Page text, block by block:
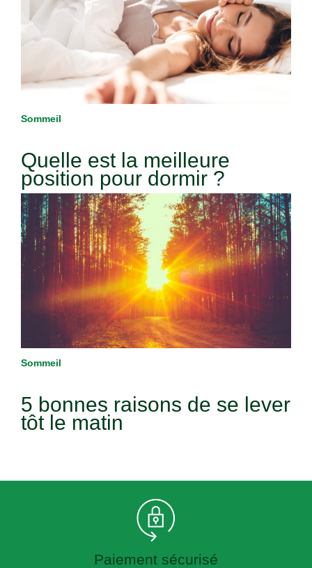
Sommeil
Quelle est la meilleure
position pour dormir ?
Sommeil
5 bonnes raisons de se lever
tôt le matin
Paiement sécurisé